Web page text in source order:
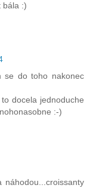
bála :)
se do toho nakonec
docela jednoduche
:-)